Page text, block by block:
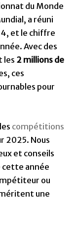
du Monde
a réuni
et le chiffre
Avec des
les 2 millions de
ces
pour
compétitions
2025. Nous
et conseils
cette année
ou
une